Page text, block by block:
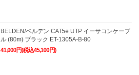
BELDEN/ベルデン CAT5e UTP イーサコンケーブ
ル (80m) ブラック ET-1305A-B-80
41,000円(税込45,100円)